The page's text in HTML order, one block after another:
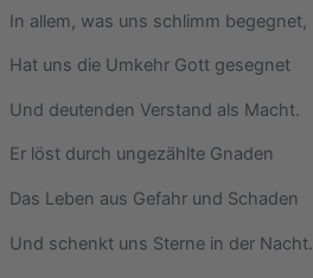
In allem, was uns schlimm begegnet,
Hat uns die Umkehr Gott gesegnet
Und deutenden Verstand als Macht.
Er löst durch ungezählte Gnaden
Das Leben aus Gefahr und Schaden
Und schenkt uns Sterne in der Nacht.